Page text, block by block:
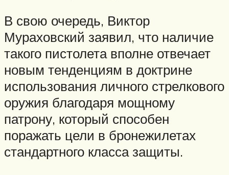
В свою очередь, Виктор
Мураховский заявил, что наличие
такого пистолета вполне отвечает
новым тенденциям в доктрине
использования личного стрелкового
оружия благодаря мощному
патрону, который способен
поражать цели в бронежилетах
стандартного класса защиты.